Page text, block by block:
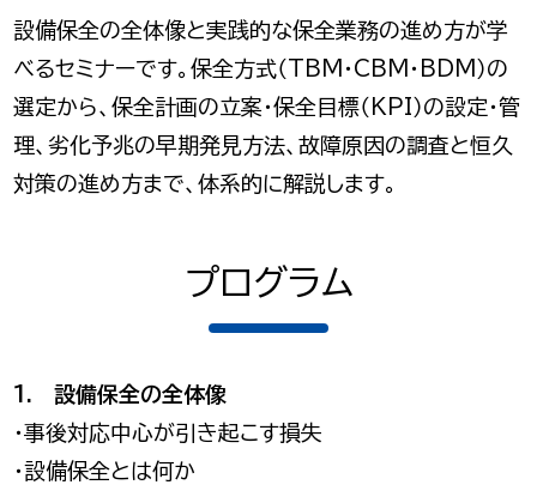
設備保全の全体像と実践的な保全業務の進め方が学
べるセミナーです。保全方式（TBM・CBM・BDM）の
選定から、保全計画の立案・保全目標（KPI）の設定・管
理、劣化予兆の早期発見方法、故障原因の調査と恒久
対策の進め方まで、体系的に解説します。
プログラム
1. 設備保全の全体像
・事後対応中心が引き起こす損失
・設備保全とは何か